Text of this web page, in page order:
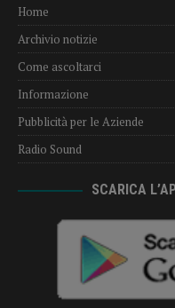
Home
Archivio notizie
Come ascoltarci
Informazione
Pubblicità per le Aziende
Radio Sound
SCARICA